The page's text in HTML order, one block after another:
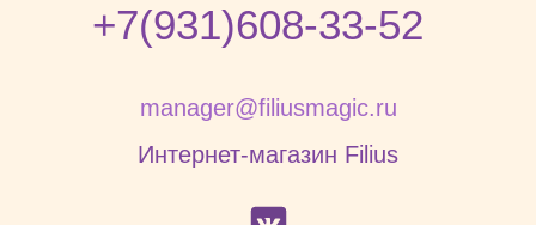
manager@filiusmagic.ru
Интернет-магазин Filius
+7(931)608-33-52